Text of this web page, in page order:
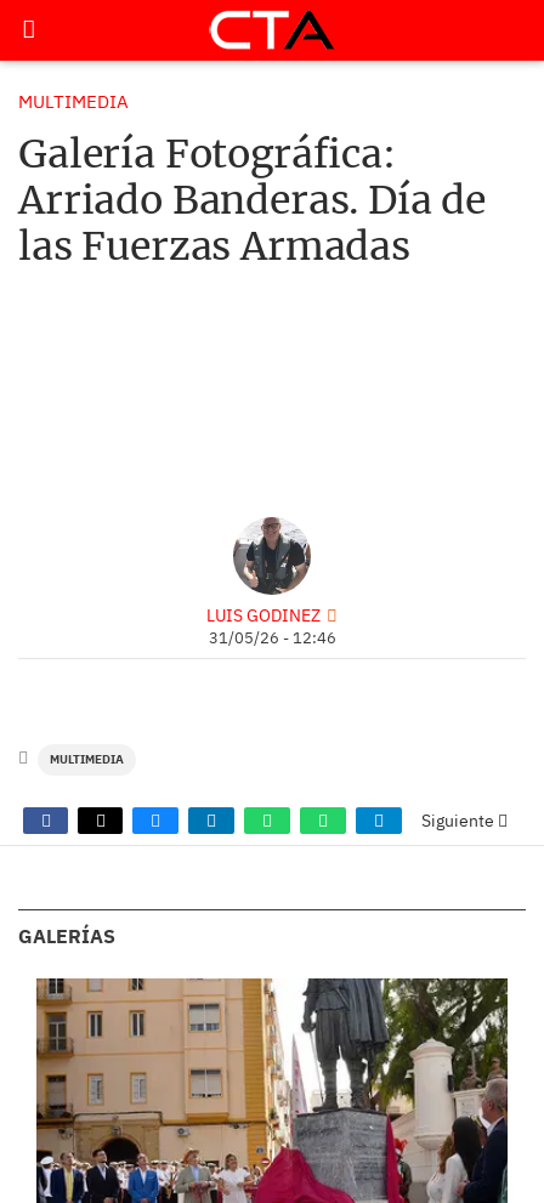
MULTIMEDIA
Galería Fotográfica:
Arriado Banderas. Día de
las Fuerzas Armadas
LUIS GODINEZ
31/05/26 - 12:46
MULTIMEDIA
Siguiente
GALERÍAS